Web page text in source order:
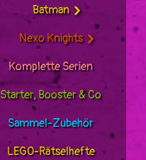
Batman
Nexo Knights
Komplette Serien
Starter, Booster & Co
Sammel-Zubehör
LEGO-Rätselhefte